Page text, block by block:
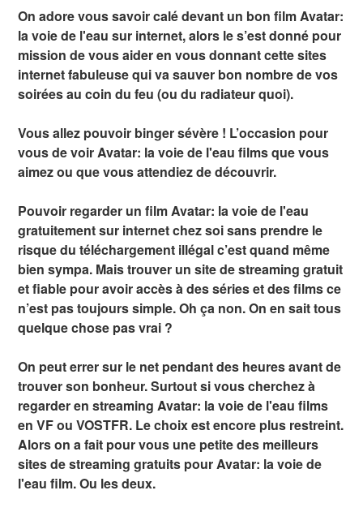
On adore vous savoir calé devant un bon film Avatar:
la voie de l'eau sur internet, alors le s’est donné pour
mission de vous aider en vous donnant cette sites
internet fabuleuse qui va sauver bon nombre de vos
soirées au coin du feu (ou du radiateur quoi).
Vous allez pouvoir binger sévère ! L’occasion pour
vous de voir Avatar: la voie de l'eau films que vous
aimez ou que vous attendiez de découvrir.
Pouvoir regarder un film Avatar: la voie de l'eau
gratuitement sur internet chez soi sans prendre le
risque du téléchargement illégal c’est quand même
bien sympa. Mais trouver un site de streaming gratuit
et fiable pour avoir accès à des séries et des films ce
n’est pas toujours simple. Oh ça non. On en sait tous
quelque chose pas vrai ?
On peut errer sur le net pendant des heures avant de
trouver son bonheur. Surtout si vous cherchez à
regarder en streaming Avatar: la voie de l'eau films
en VF ou VOSTFR. Le choix est encore plus restreint.
Alors on a fait pour vous une petite des meilleurs
sites de streaming gratuits pour Avatar: la voie de
l'eau film. Ou les deux.